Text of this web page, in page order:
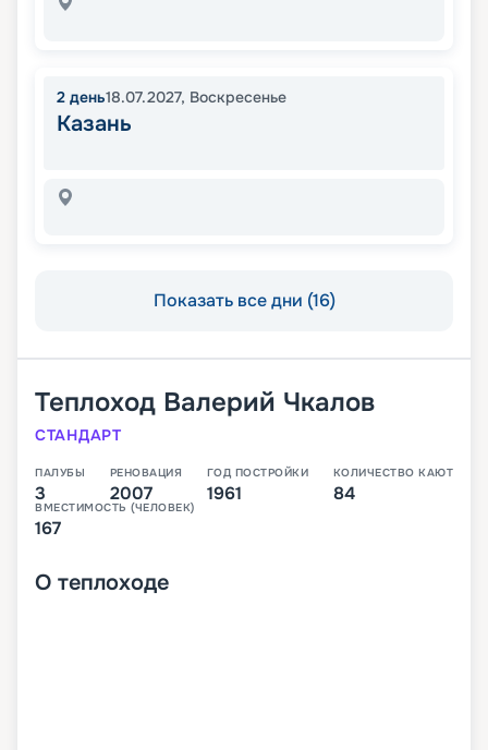
2 день18.07.2027, Воскресенье
Казань
Показать все дни (16)
Теплоход Валерий Чкалов
СТАНДАРТ
ПАЛУБЫ
3
РЕНОВАЦИЯ
2007
ГОД ПОСТРОЙКИ
1961
КОЛИЧЕСТВО КАЮТ
84
ВМЕСТИМОСТЬ (ЧЕЛОВЕК)
167
О теплоходе